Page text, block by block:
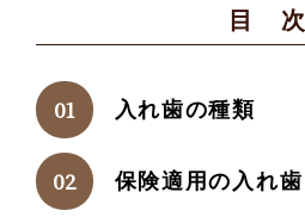
目 次
入れ歯の種類
保険適用の入れ歯